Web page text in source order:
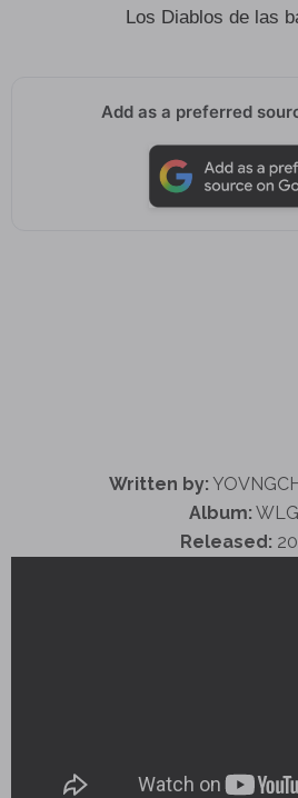
Los Diablos de las
Add as a preferred
Written by:
Album:
Released: